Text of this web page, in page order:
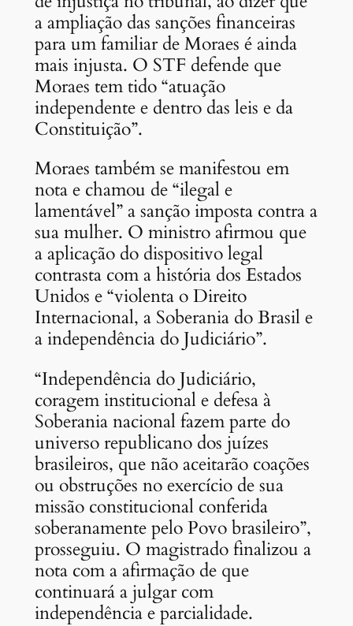
a ampliação das sanções financeiras
para um familiar de Moraes é ainda
mais injusta. O STF defende que
Moraes tem tido “atuação
independente e dentro das leis e da
Constituição”.
Moraes também se manifestou em
nota e chamou de “ilegal e
lamentável” a sanção imposta contra a
sua mulher. O ministro afirmou que
a aplicação do dispositivo legal
contrasta com a história dos Estados
Unidos e “violenta o Direito
Internacional, a Soberania do Brasil e
a independência do Judiciário”.
“Independência do Judiciário,
coragem institucional e defesa à
Soberania nacional fazem parte do
universo republicano dos juízes
brasileiros, que não aceitarão coações
ou obstruções no exercício de sua
missão constitucional conferida
soberanamente pelo Povo brasileiro”,
prosseguiu. O magistrado finalizou a
nota com a afirmação de que
continuará a julgar com
independência e parcialidade.